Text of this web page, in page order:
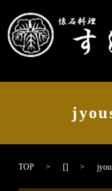
TOP []